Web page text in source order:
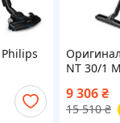
NT 30/1
568.0) -
9 306₴
15 510 ₴